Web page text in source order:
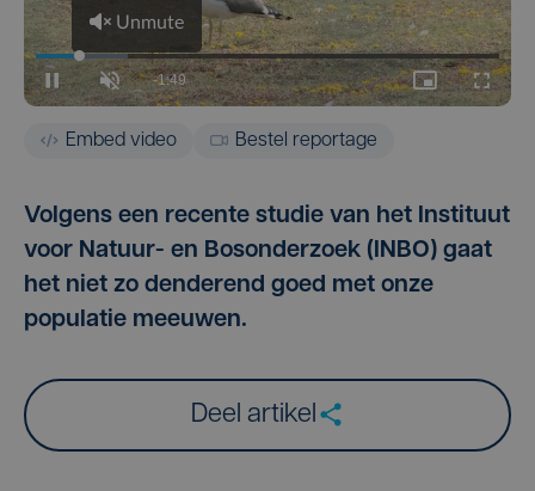
Embed video Bestel reportage
Volgens een recente studie van het Instituut
voor Natuur- en Bosonderzoek (INBO) gaat
het niet zo denderend goed met onze
populatie meeuwen.
Deel artikel